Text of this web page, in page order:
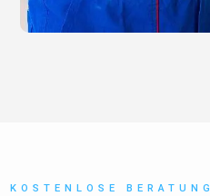
KOSTENLOSE BERATUNG